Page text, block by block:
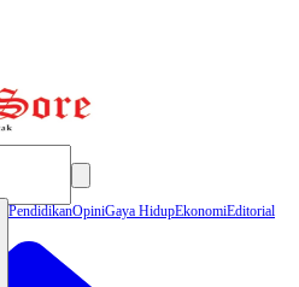
PendidikanOpiniGaya HidupEkonomiEditorial